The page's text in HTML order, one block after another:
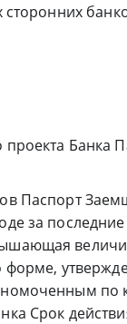
сторонних
проекта
Паспорт
за
форме,
по
Срок